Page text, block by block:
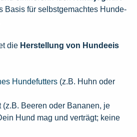
Basis für selbstgemachtes Hunde-
die Herstellung von Hundeeis
Hundefutters (z.B. Huhn oder
(z.B. Beeren oder Bananen, je
Hund mag und verträgt; keine